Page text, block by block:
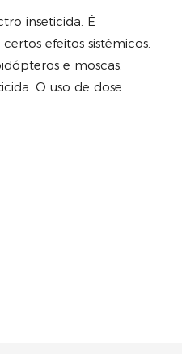
inseticida. É
efeitos sistêmicos.
e moscas.
O uso de dose